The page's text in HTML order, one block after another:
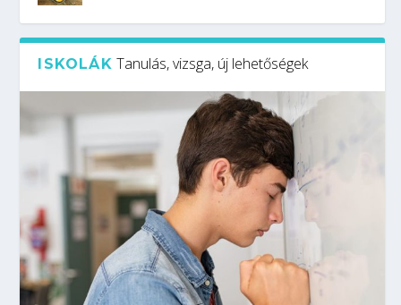
ISKOLÁK Tanulás, vizsga, új lehetőségek